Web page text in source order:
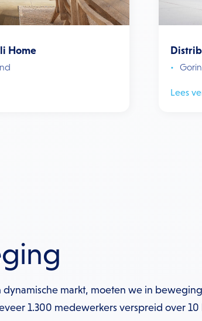
Home
Lees
markt, moeten we in
1.300 medewerkers verspreid over 10